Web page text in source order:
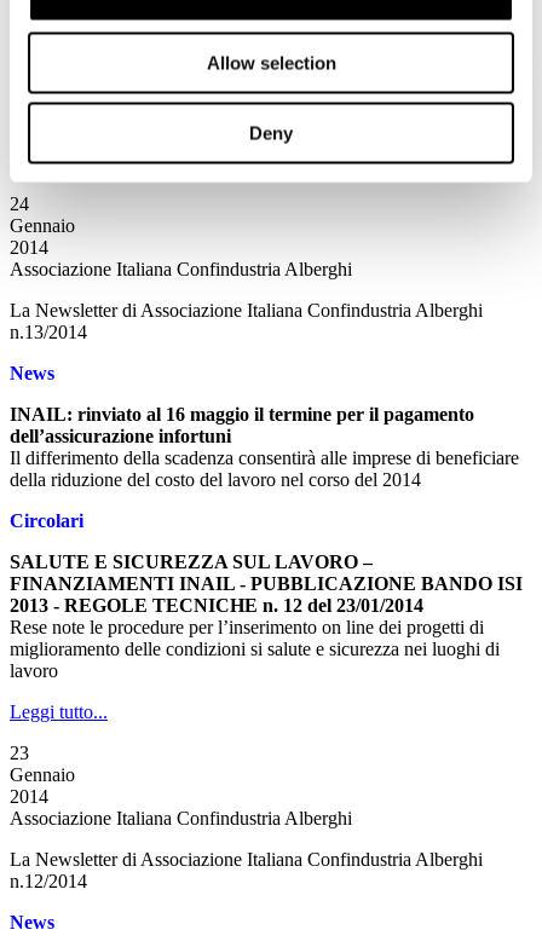
Allow selection
Deny
Nell’attuale panorama turistico l’universo delle reviews ha assunto
un ruolo sempre maggiore. Le Aziende del settore necessitano di
utilizzo degli strumenti on-line in un’ottica di crescita e di sviluppo
Leggi tutto...
24
Gennaio
2014
Associazione Italiana Confindustria Alberghi
La Newsletter di Associazione Italiana Confindustria Alberghi
n.13/2014
News
INAIL: rinviato al 16 maggio il termine per il pagamento
dell’assicurazione infortuni
Il differimento della scadenza consentirà alle imprese di beneficiare
della riduzione del costo del lavoro nel corso del 2014
Circolari
SALUTE E SICUREZZA SUL LAVORO –
FINANZIAMENTI INAIL - PUBBLICAZIONE BANDO ISI
2013 - REGOLE TECNICHE n. 12 del 23/01/2014
Rese note le procedure per l’inserimento on line dei progetti di
miglioramento delle condizioni si salute e sicurezza nei luoghi di
lavoro
Leggi tutto...
23
Gennaio
2014
Associazione Italiana Confindustria Alberghi
La Newsletter di Associazione Italiana Confindustria Alberghi
n.12/2014
News